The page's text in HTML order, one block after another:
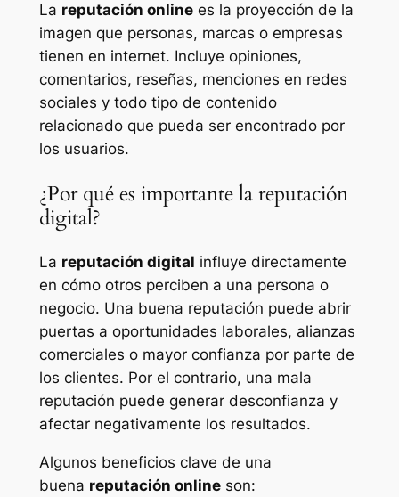
La reputación onlinees la proyección de la
imagen que personas, marcas o empresas
tienen en internet. Incluye opiniones,
comentarios, reseñas, menciones en redes
sociales y todo tipo de contenido
relacionado que pueda ser encontrado por
los usuarios.
¿Por qué es importante la reputación
digital?
La reputación digital influye directamente
en cómo otros perciben a una persona o
negocio. Una buena reputación puede abrir
puertas a oportunidades laborales, alianzas
comerciales o mayor confianza por parte de
los clientes. Por el contrario, una mala
reputación puede generar desconfianza y
afectar negativamente los resultados.
Algunos beneficios clave de una
buena reputación onlineson: